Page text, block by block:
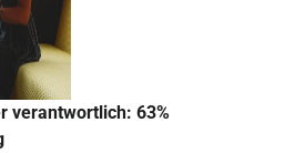
verantwortlich: 63%